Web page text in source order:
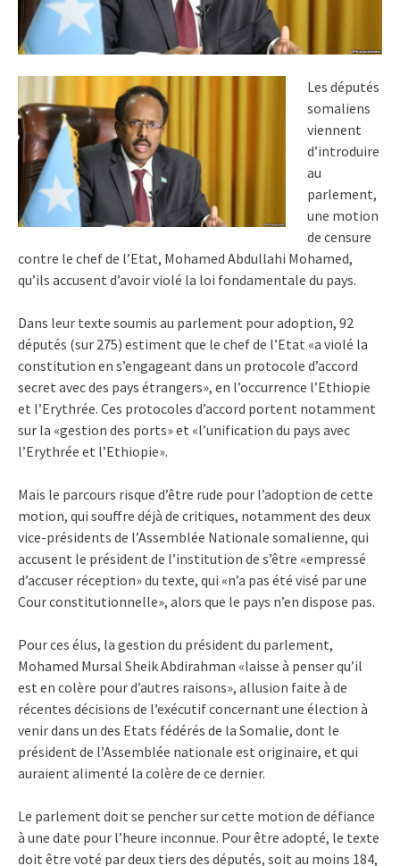
Les députés
somaliens
viennent
d’introduire
au
parlement,
une motion
de censure
contre le chef de l’Etat, Mohamed Abdullahi Mohamed,
qu’ils accusent d’avoir violé la loi fondamentale du pays.
Dans leur texte soumis au parlement pour adoption, 92
députés (sur 275) estiment que le chef de l’Etat «a violé la
constitution en s’engageant dans un protocole d’accord
secret avec des pays étrangers», en l’occurrence l’Ethiopie
et l’Erythrée. Ces protocoles d’accord portent notamment
sur la «gestion des ports» et «l’unification du pays avec
l’Erythrée et l’Ethiopie».
Mais le parcours risque d’être rude pour l’adoption de cette
motion, qui souffre déjà de critiques, notamment des deux
vice-présidents de l’Assemblée Nationale somalienne, qui
accusent le président de l’institution de s’être «empressé
d’accuser réception» du texte, qui «n’a pas été visé par une
Cour constitutionnelle», alors que le pays n’en dispose pas.
Pour ces élus, la gestion du président du parlement,
Mohamed Mursal Sheik Abdirahman «laisse à penser qu’il
est en colère pour d’autres raisons», allusion faite à de
récentes décisions de l’exécutif concernant une élection à
venir dans un des Etats fédérés de la Somalie, dont le
président de l’Assemblée nationale est originaire, et qui
auraient alimenté la colère de ce dernier.
Le parlement doit se pencher sur cette motion de défiance
à une date pour l’heure inconnue. Pour être adopté, le texte
doit être voté par deux tiers des députés, soit au moins 184,